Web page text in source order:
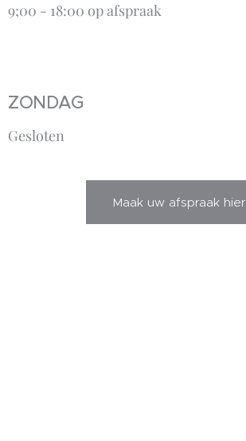
9;00 - 18:00 op afspraak
ZONDAG
Gesloten
Maak uw afspraak hier